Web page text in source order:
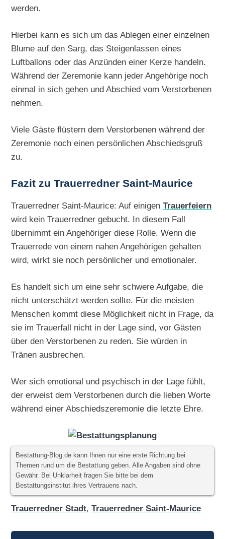
werden.
Hierbei kann es sich um das Ablegen einer einzelnen
Blume auf den Sarg, das Steigenlassen eines
Luftballons oder das Anzünden einer Kerze handeln.
Während der Zeremonie kann jeder Angehörige noch
einmal in sich gehen und Abschied vom Verstorbenen
nehmen.
Viele Gäste flüstern dem Verstorbenen während der
Zeremonie noch einen persönlichen Abschiedsgruß
zu.
Fazit zu Trauerredner Saint-Maurice
Trauerredner Saint-Maurice: Auf einigenTrauerfeiern
wird kein Trauerredner gebucht. In diesem Fall
übernimmt ein Angehöriger diese Rolle. Wenn die
Trauerrede von einem nahen Angehörigen gehalten
wird, wirkt sie noch persönlicher und emotionaler.
Es handelt sich um eine sehr schwere Aufgabe, die
nicht unterschätzt werden sollte. Für die meisten
Menschen kommt diese Möglichkeit nicht in Frage, da
sie im Trauerfall nicht in der Lage sind, vor Gästen
über den Verstorbenen zu reden. Sie würden in
Tränen ausbrechen.
Wer sich emotional und psychisch in der Lage fühlt,
der erweist dem Verstorbenen durch die lieben Worte
während einer Abschiedszeremonie die letzte Ehre.
Bestattung-Blog.de kann Ihnen nur eine erste Richtung bei
Themen rund um die Bestattung geben. Alle Angaben sind ohne
Gewähr. Bei Unklarheit fragen Sie bitte bei dem
Bestattungsinstitut ihres Vertrauens nach.
Trauerredner Stadt,Trauerredner Saint-Maurice
Beitragsnavigation